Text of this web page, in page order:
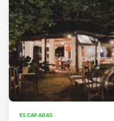
ESCAPADAS